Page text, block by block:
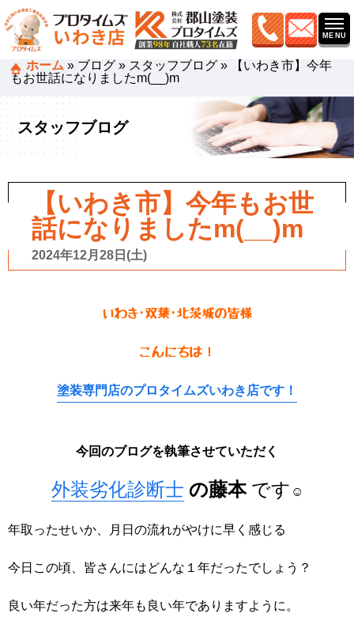
ホーム » ブログ » スタッフブログ »
【いわき市】今年
もお世話になりましたm(__)m
スタッフブログ
【いわき市】今年もお世
話になりましたm(__)m
2024年12月28日(土)
いわき･双葉･北茨城の皆様
こんにちは！
塗装専門店のプロタイムズいわき店です！
今回のブログを執筆させていただく
外装劣化診断士 の藤本 です ☺
年取ったせいか、月日の流れがやけに早く感じる
今日この頃、皆さんにはどんな１年だったでしょう？
良い年だった方は来年も良い年でありますように。